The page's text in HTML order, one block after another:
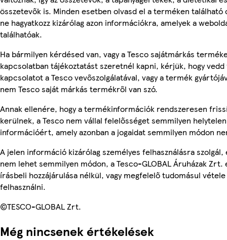
összetevők is. Minden esetben olvasd el a terméken található
ne hagyatkozz kizárólag azon információkra, amelyek a
találhatóak.
Ha bármilyen kérdésed van, vagy a Tesco sajátmárkás
kapcsolatban tájékoztatást szeretnél kapni, kérjük, hogy vedd
kapcsolatot a Tesco vevőszolgálatával, vagy a termék
nem Tesco saját márkás termékről van szó.
Annak ellenére, hogy a termékinformációk rendszeresen
kerülnek, a Tesco nem vállal felelősséget semmilyen helytelen
információért, amely azonban a jogaidat semmilyen módon
A jelen információ kizárólag személyes felhasználásra szolgál,
nem lehet semmilyen módon, a Tesco-GLOBAL Áruházak Zrt.
írásbeli hozzájárulása nélkül, vagy megfelelő tudomásul
felhasználni.
©TESCO-GLOBAL Zrt.
Még nincsenek értékelések